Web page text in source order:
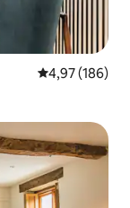
4,97 ud af 5 i
4,97 (186)